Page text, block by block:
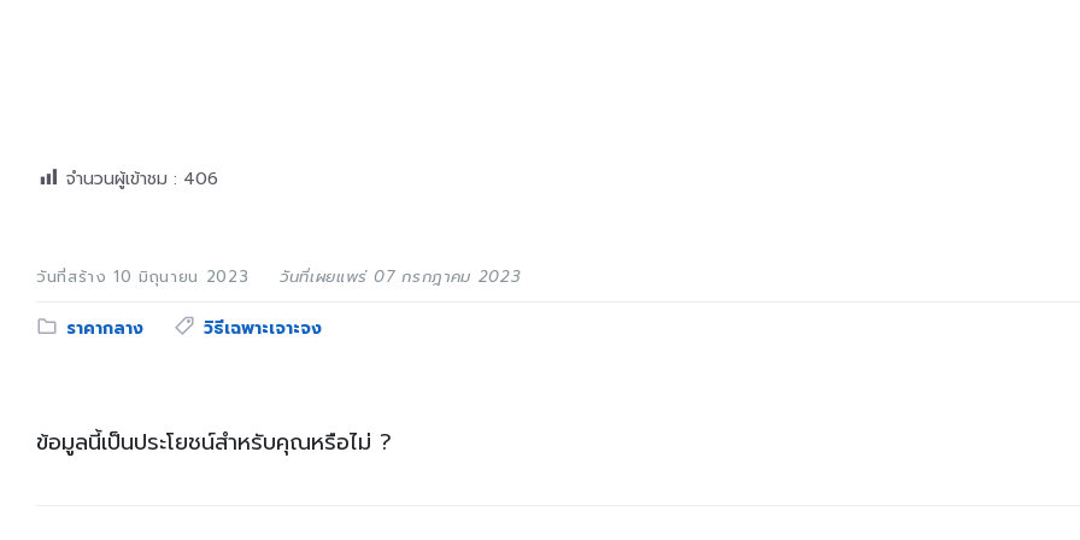
จำนวนผู้เข้าชม : 406
วันที่สร้าง 10 มิถุนายน 2023 วันที่เผยแพร่ 07 กรกฎาคม 2023
Category:
ราคากลาง Tags:
วิธีเฉพาะเจาะจง
ข้อมูลนี้เป็นประโยชน์สำหรับคุณหรือไม่ ?